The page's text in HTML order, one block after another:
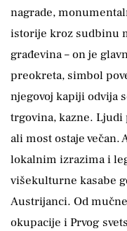
nagrade,
istorije kroz sudbinu
građevina – on je
preokreta, simbol
njegovoj kapiji odvija
trgovina, kazne.
ali most ostaje
lokalnim izrazima i
višekulturne kasabe
Austrijanci. Od
okupacije i Prvog